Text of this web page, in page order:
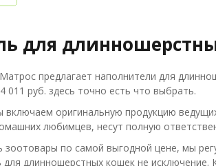
для
предлагает наполнители для
011 руб. здесь точно есть что выбрать.
включаем оригинальную продукцию
любимцев, несут полную
по самой выгодной цене, мы
для длинношерстных кошек не